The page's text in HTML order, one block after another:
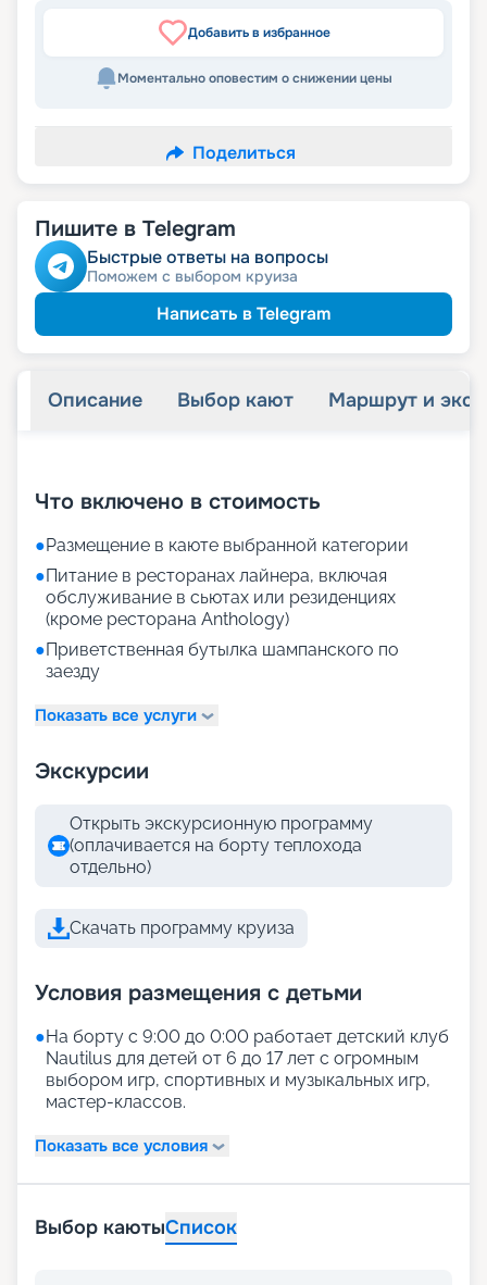
Добавить в избранное
Моментально оповестим о снижении цены
Поделиться
Пишите в Telegram
Быстрые ответы на вопросы
Поможем с выбором круиза
Написать в Telegram
Описание Выбор кают Маршрут и
Что включено в стоимость
●Размещение в каюте выбранной категории
●Питание в ресторанах лайнера, включая
обслуживание в сьютах или резиденциях
(кроме ресторана Anthology)
●Приветственная бутылка шампанского по
заезду
Показать все услуги
Экскурсии
Открыть экскурсионную программу
(оплачивается на борту теплохода
отдельно)
Скачать программу круиза
Условия размещения с детьми
●На борту с 9:00 до 0:00 работает детский клуб
Nautilus для детей от 6 до 17 лет с огромным
выбором игр, спортивных и музыкальных игр,
мастер-классов.
Показать все условия
Выбор каютыСписок